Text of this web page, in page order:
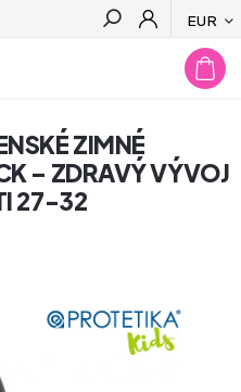
EUR
Hľadať
ZIMNÉ
– ZDRAVÝ VÝVOJ
27-32